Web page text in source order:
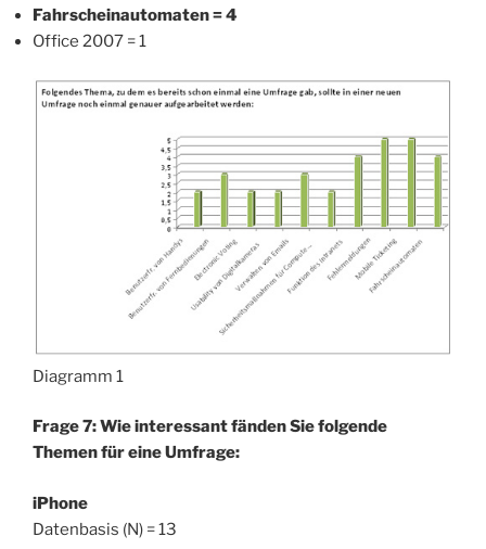
Fahrscheinautomaten = 4
Office 2007 = 1
Diagramm 1
Frage 7: Wie interessant fänden Sie folgende
Themen für eine Umfrage:
iPhone
Datenbasis (N) = 13